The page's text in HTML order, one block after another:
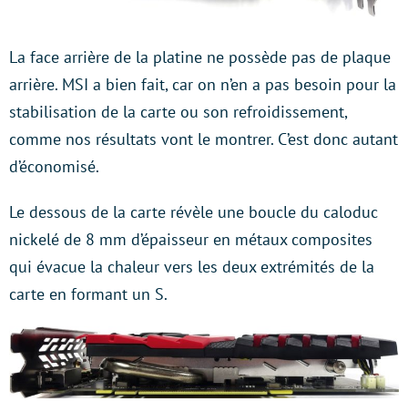
La face arrière de la platine ne possède pas de plaque
arrière. MSI a bien fait, car on n’en a pas besoin pour la
stabilisation de la carte ou son refroidissement,
comme nos résultats vont le montrer. C’est donc autant
d’économisé.
Le dessous de la carte révèle une boucle du caloduc
nickelé de 8 mm d’épaisseur en métaux composites
qui évacue la chaleur vers les deux extrémités de la
carte en formant un S.